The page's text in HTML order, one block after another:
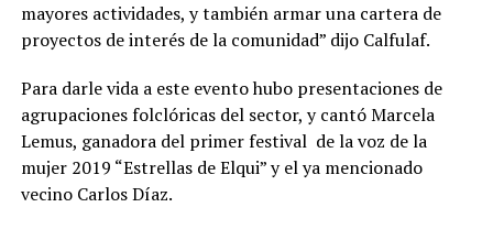
mayores actividades, y también armar una cartera de
proyectos de interés de la comunidad” dijo Calfulaf.
Para darle vida a este evento hubo presentaciones de
agrupaciones folclóricas del sector, y cantó Marcela
Lemus, ganadora del primer festival de la voz de la
mujer 2019 “Estrellas de Elqui” y el ya mencionado
vecino Carlos Díaz.